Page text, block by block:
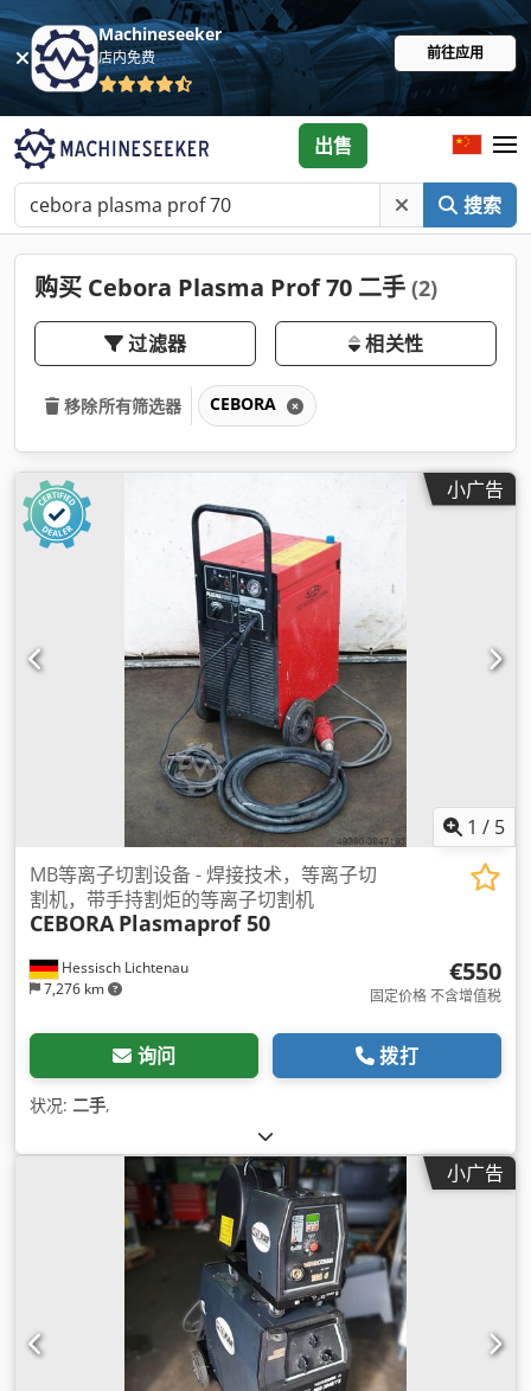
Machineseeker
店内免费 前往应用
搜索
出售
购买 Cebora Plasma Prof 70 二手 (2)
过滤器 相关性
移除所有筛选器 CEBORA
小广告
1 / 5
Hessisch Lichtenau
7,276 km
MB等离子切割设备 - 焊接技术，等离子切
割机，带手持割炬的等离子切割机
CEBORA Plasmaprof 50
€550
固定价格 不含增值税
询问 拨打
状况: 二手,
小广告